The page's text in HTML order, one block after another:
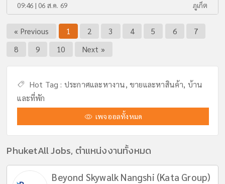
09:46 | 06 ส.ค. 69 ภูเก็ต
« Previous 1 2 3 4 5 6
7
8
9 10 Next »
Hot Tag : ประกาศและหางาน, ขายและหาสินค้า, บ้าน
และที่พัก
เพจออลทั้งหมด
PhuketAll Jobs, ตำแหน่งงานทั้งหมด
Beyond Skywalk Nangshi (Kata Group)